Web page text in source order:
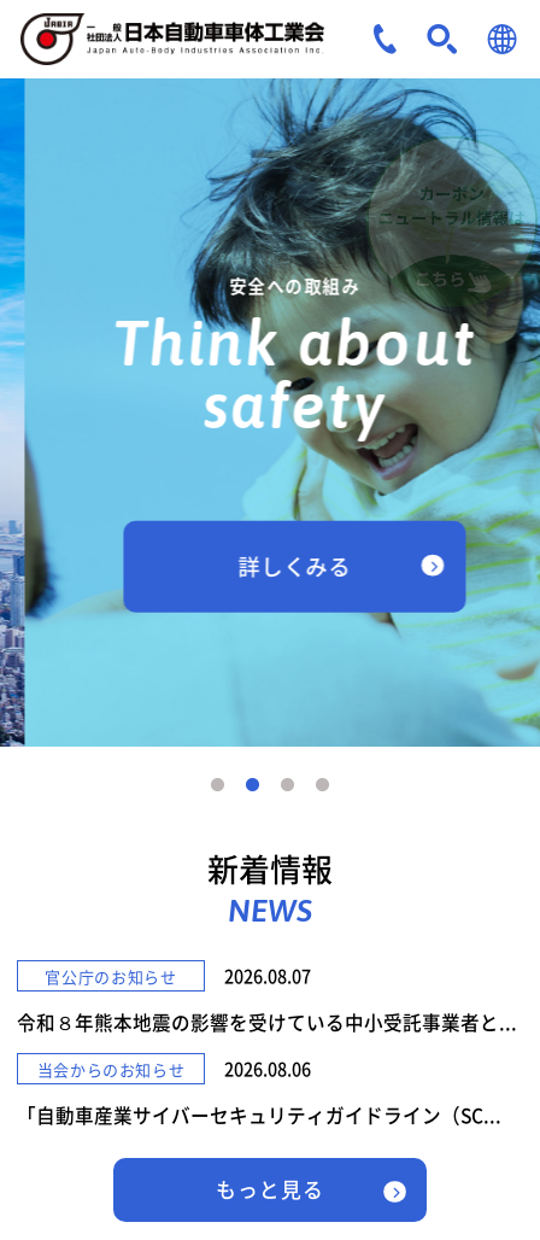
ENG
安全への取組み
Think about
safety
詳しくみる
新着情報
NEWS
官公庁のお知らせ 2026.08.07
令和８年熊本地震の影響を受けている中小受託事業者と...
当会からのお知らせ 2026.08.06
「自動車産業サイバーセキュリティガイドライン（SC...
もっと見る